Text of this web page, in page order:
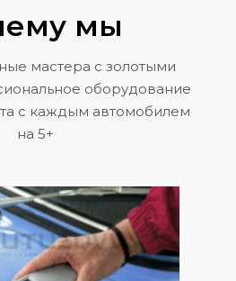
мы
мастера с золотыми
оборудование
с каждым автомобилем
на 5+